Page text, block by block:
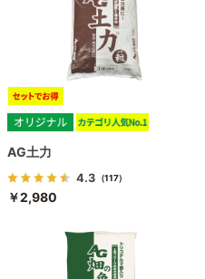
AG土力
4.3 （117）
￥2,980